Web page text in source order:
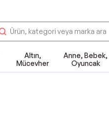
Altın,
Mücevher
Anne, Bebek,
Oyuncak